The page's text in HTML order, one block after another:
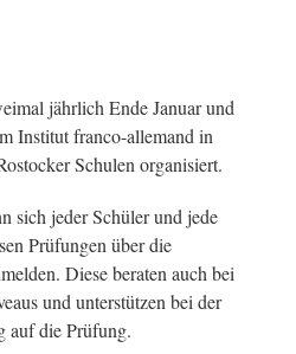
jährlich Ende Januar und
Institut franco-allemand in
Schulen organisiert.
sich jeder Schüler und jede
Prüfungen über die
Diese beraten auch bei
und unterstützen bei der
auf die Prüfung.